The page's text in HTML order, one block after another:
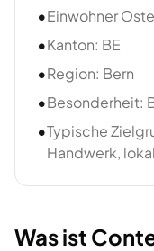
•Einwohner
•Kanton: BE
•Region: Bern
•Besonderheit:
•Typische
Handwerk,
Was ist